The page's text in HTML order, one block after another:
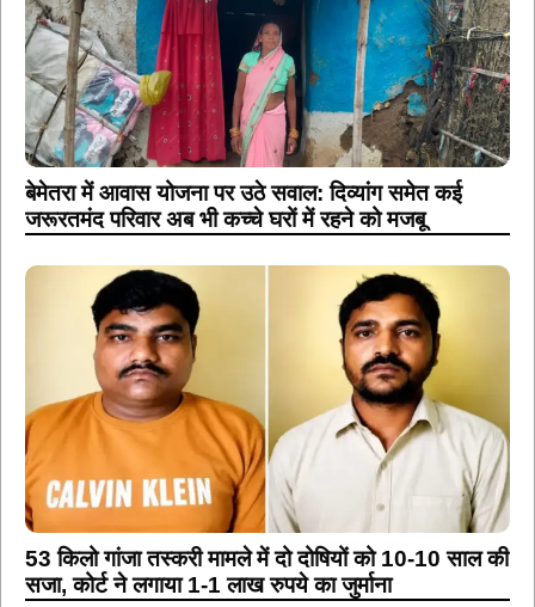
बेमेतरा में आवास योजना पर उठे सवाल: दिव्यांग समेत कई
जरूरतमंद परिवार अब भी कच्चे घरों में रहने को मजबू
53 किलो गांजा तस्करी मामले में दो दोषियों को 10-10 साल की
सजा, कोर्ट ने लगाया 1-1 लाख रुपये का जुर्माना